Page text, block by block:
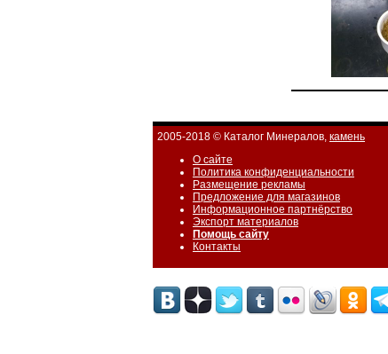
2005-2018 © Каталог Минералов, камень
О сайте
Политика конфиденциальности
Размещение рекламы
Предложение для магазинов
Информационное партнёрство
Экспорт материалов
Помощь сайту
Контакты